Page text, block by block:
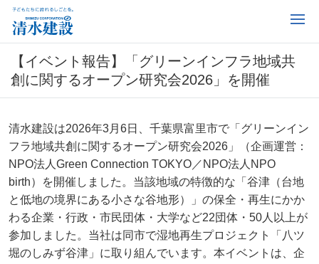
【イベント報告】「グリーンインフラ地域共
創に関するオープン研究会2026」を開催
清水建設は2026年3月6日、千葉県富里市で「グリーンイン
フラ地域共創に関するオープン研究会2026」（企画運営：
NPO法人Green Connection TOKYO／NPO法人NPO
birth）を開催しました。当該地域の特徴的な「谷津（台地
と低地の境界にある小さな谷地形）」の保全・再生にかか
わる企業・行政・市民団体・大学など22団体・50人以上が
参加しました。当社は同市で湿地再生プロジェクト「八ツ
堀のしみず谷津」に取り組んでいます。本イベントは、企